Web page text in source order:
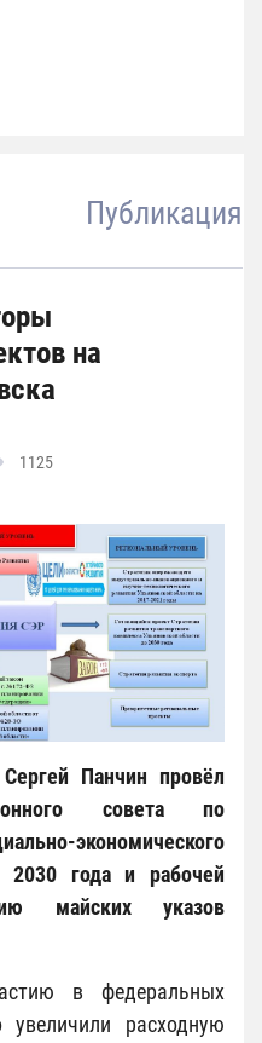
Публикация
на
1125
Панчин провёл
совета по
экономического
2030 года и рабочей
майских указов
в федеральных
увеличили расходную